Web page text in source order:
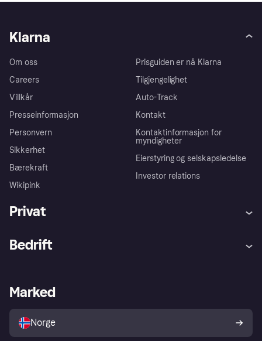
Klarna
Om oss
Careers
Villkår
Presseinformasjon
Personvern
Sikkerhet
Bærekraft
Wikipink
Prisguiden er nå Klarna
Tilgjengelighet
Auto-Track
Kontakt
Kontaktinformasjon for
myndigheter
Eierstyring og selskapsledelse
Investor relations
Privat
Utforsk butikker
Bedrift
Merchant portal
Marked
Norge